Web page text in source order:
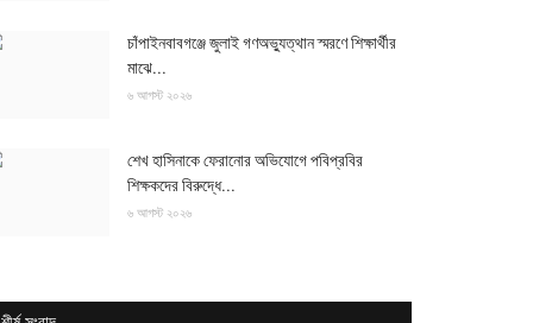
চাঁপাইনবাবগঞ্জে জুলাই গণঅভ্যুত্থান স্মরণে শিক্ষার্থীর
মাঝে...
৬ আগস্ট ২০২৬
শেখ হাসিনাকে ফেরানোর অভিযোগে পবিপ্রবির
শিক্ষকদের বিরুদ্ধে...
৬ আগস্ট ২০২৬